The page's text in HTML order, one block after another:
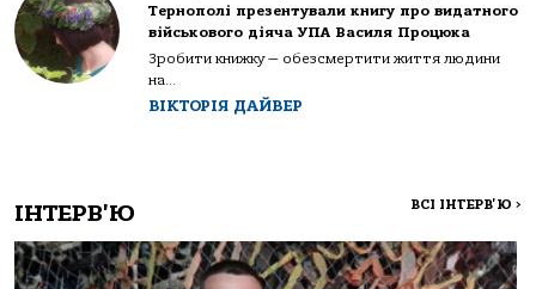
Тернополі презентували книгу про видатного
військового діяча УПА Василя Процюка
Зробити книжку — обезсмертити життя людини
на...
ВІКТОРІЯ ДАЙВЕР
ІНТЕРВ'Ю ВСІ ІНТЕРВ'Ю >